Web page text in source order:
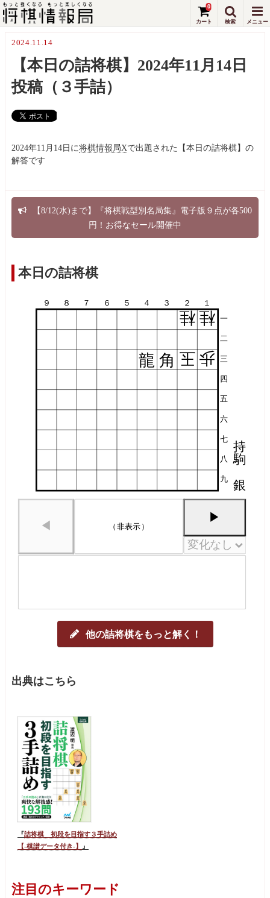
0
2024.11.14
【本日の詰将棋】2024年11月14日
投稿（３手詰）
2024年11月14日に将棋情報局Xで出題された【本日の詰将棋】の
解答です
【8/12(水)まで】『将棋戦型別名局集』電子版９点が各500
円！お得なセール開催中
本日の詰将棋
９
一
８
二
７
三
６
四
５
五
４
六
３
七
２
八
１
九
桂 桂
龍 角 玉 歩
銀
駒
持
◀ （非表示）
▶
他の詰将棋をもっと解く！
出典はこちら
『詰将棋 初段を目指す３手詰め
【-棋譜データ付き-】
』
注目のキーワード